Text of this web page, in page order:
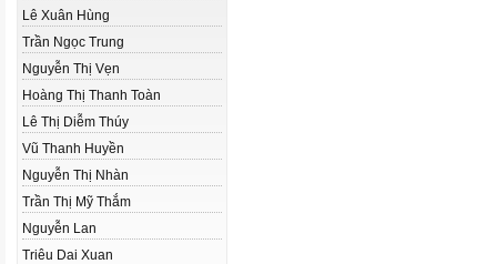
Lê Xuân Hùng
Trần Ngọc Trung
Nguyễn Thị Vẹn
Hoàng Thị Thanh Toàn
Lê Thị Diễm Thúy
Vũ Thanh Huyền
Nguyễn Thị Nhàn
Trần Thị Mỹ Thắm
Nguyễn Lan
Triêu Dai Xuan